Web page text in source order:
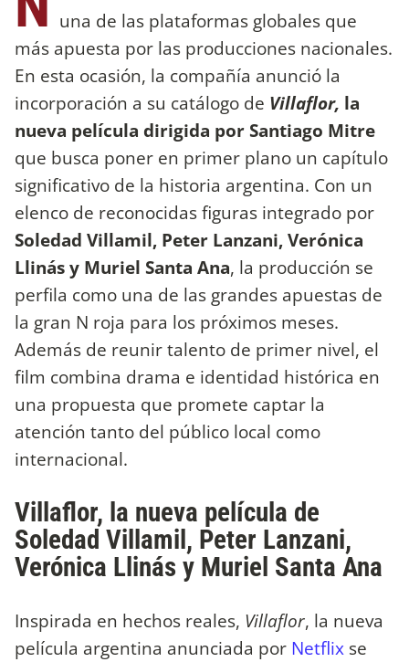
una de las plataformas globales que
más apuesta por las producciones nacionales.
En esta ocasión, la compañía anunció la
incorporación a su catálogo de Villaflor, la
nueva película dirigida por Santiago Mitre
que busca poner en primer plano un capítulo
significativo de la historia argentina. Con un
elenco de reconocidas figuras integrado por
Soledad Villamil, Peter Lanzani, Verónica
Llinás y Muriel Santa Ana, la producción se
perfila como una de las grandes apuestas de
la gran N roja para los próximos meses.
Además de reunir talento de primer nivel, el
film combina drama e identidad histórica en
una propuesta que promete captar la
atención tanto del público local como
internacional.
Villaflor, la nueva película de
Soledad Villamil, Peter Lanzani,
Verónica Llinás y Muriel Santa Ana
Inspirada en hechos reales, Villaflor, la nueva
película argentina anunciada por Netflix se